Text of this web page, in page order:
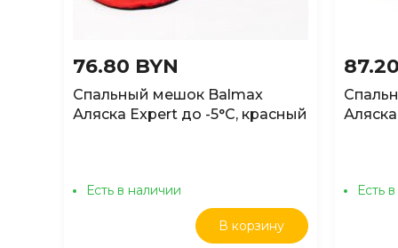
76.80 BYN
Спальный мешок Balmax
Аляска Expert до -5°C, красный
Есть в наличии
В корзину
Есть